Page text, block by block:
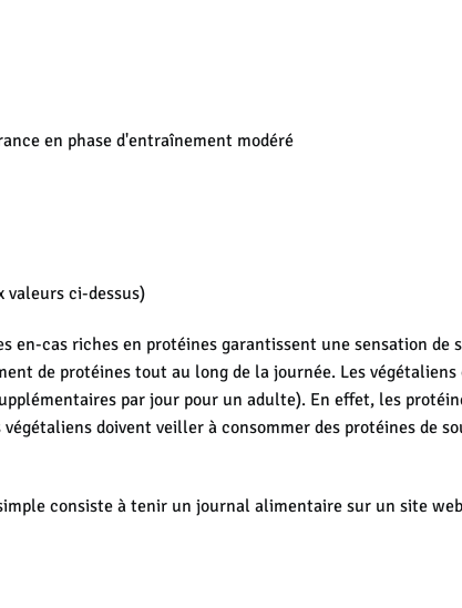
en phase d'entraînement modéré
valeurs ci-dessus)
en-cas riches en protéines garantissent une sensation de
de protéines tout au long de la journée. Les végétaliens
par jour pour un adulte). En effet, les
doivent veiller à consommer des protéines de
consiste à tenir un journal alimentaire sur un site